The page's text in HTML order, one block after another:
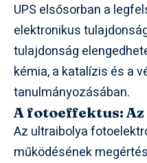
UPS elsősorban a
elektronikus
tulajdonság
kémia, a katalízis és a
tanulmányozásában.
A fotoeffektus: Az
Az ultraibolya
működésének